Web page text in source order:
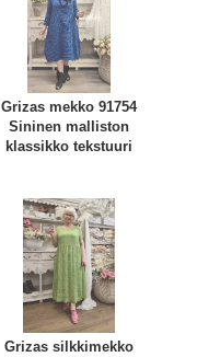
Grizas mekko 91754
Sininen malliston
klassikko tekstuuri
Grizas silkkimekko